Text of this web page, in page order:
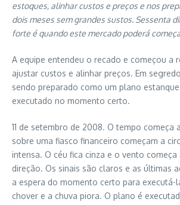
estoques, alinhar custos e preços e nos
dois meses sem grandes sustos. Sessenta
forte é quando este mercado poderá
A equipe entendeu o recado e começou a
ajustar custos e alinhar preços. Em
sendo preparado como um plano
executado no momento certo.
11 de setembro de 2008. O tempo começa
sobre uma fiasco financeiro começam a
intensa. O céu fica cinza e o vento começa
direção. Os sinais são claros e as últimas
a espera do momento certo para executá-
chover e a chuva piora. O plano é